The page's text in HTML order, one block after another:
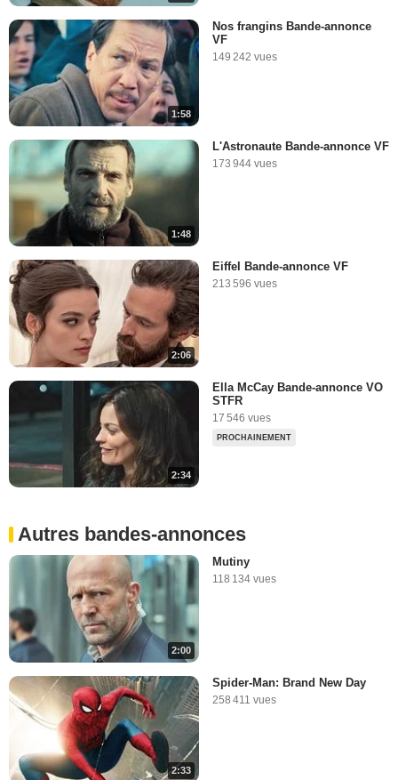
1:58
Nos frangins Bande-annonce
VF
149 242 vues
1:48
L'Astronaute Bande-annonce VF
173 944 vues
2:06
Eiffel Bande-annonce VF
213 596 vues
2:34
Ella McCay Bande-annonce VO
STFR
17 546 vues
PROCHAINEMENT
Autres bandes-annonces
2:00
Mutiny
118 134 vues
2:33
Spider-Man: Brand New Day
258 411 vues